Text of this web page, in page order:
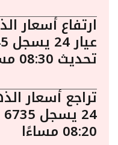
ارتفاع أسعار
تحديث 08:30 مساءًا
تراجع أسعار
08:20 مساءًا